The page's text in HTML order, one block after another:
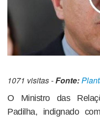
1071 visitas -Fonte:
O Ministro das
Padilha, indignado